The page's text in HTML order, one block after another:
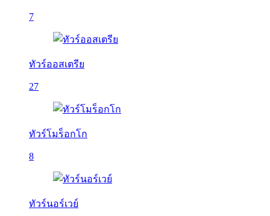
7
ทัวร์ออสเตรีย
27
ทัวร์โมร็อกโก
8
ทัวร์นอร์เวย์